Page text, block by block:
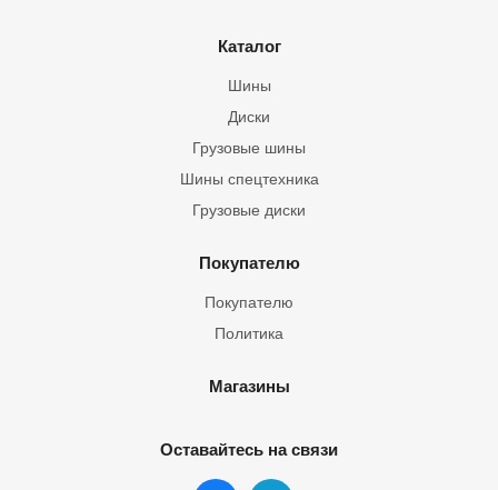
Каталог
Шины
Грузовые шины
Шины спецтехника
Диски
Грузовые диски
Покупателю
Покупателю
Политика
Магазины
Оставайтесь на связи